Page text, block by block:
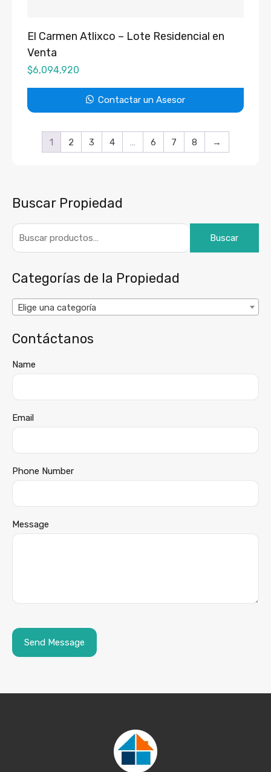
El Carmen Atlixco – Lote Residencial en
Venta
$6,094,920
Contactar un Asesor
1 2 3 4 … 6 7 8 →
Buscar Propiedad
Buscar
Categorías de la Propiedad
Elige una categoría
Contáctanos
Name
Email
Phone Number
Message